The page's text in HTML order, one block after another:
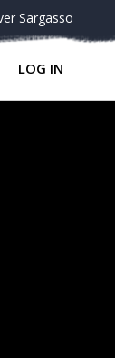
Sargasso
LOG IN